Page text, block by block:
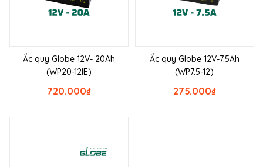
Ắc quy Globe 12V- 20Ah
(WP20-12IE)
₫
720.000
Ắc quy Globe 12V-7.5Ah
(WP7.5-12)
₫
275.000